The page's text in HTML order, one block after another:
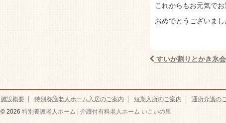
これからもお元気でお
おめでとうございまし
すいか割りとかき氷会
施設概要 特別養護老人ホーム入居のご案内 短期入所のご案内 通所介護の
© 2026 特別養護老人ホーム | 介護付有料老人ホーム いこいの里